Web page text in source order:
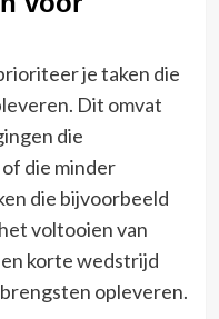
je taken die
Dit omvat
die
die minder
die bijvoorbeeld
voltooien van
korte wedstrijd
opleveren.